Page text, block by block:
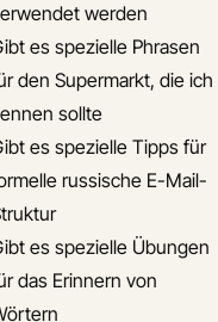
werden
es spezielle Phrasen
den Supermarkt, die ich
sollte
es spezielle Tipps für
russische E-Mail-
es spezielle Übungen
das Erinnern von